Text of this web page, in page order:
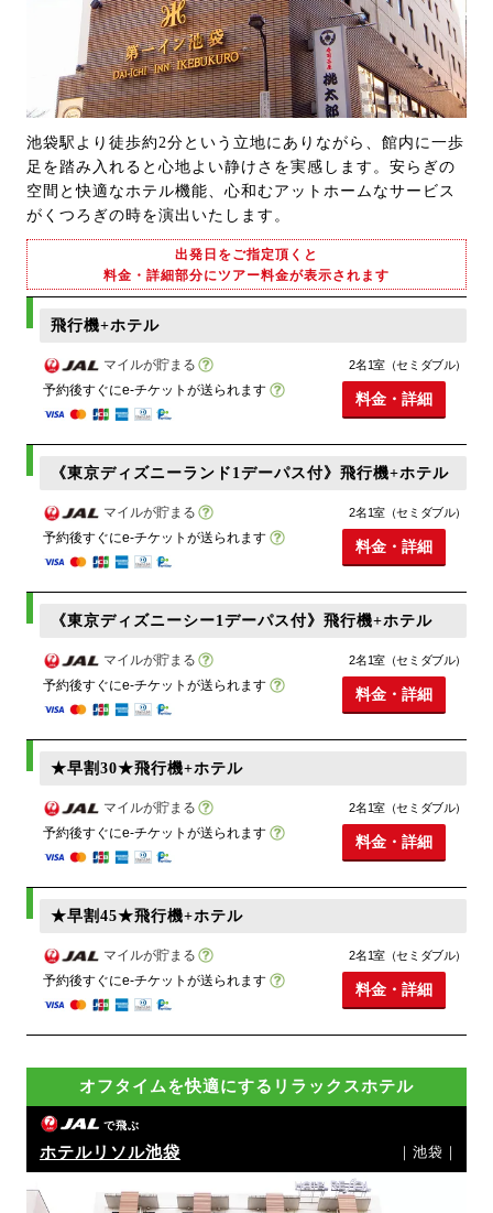
池袋駅より徒歩約2分という立地にありながら、館内に一歩
足を踏み入れると心地よい静けさを実感します。安らぎの
空間と快適なホテル機能、心和むアットホームなサービス
がくつろぎの時を演出いたします。
出発日をご指定頂くと
料金・詳細部分にツアー料金が表示されます
飛行機+ホテル
マイルが貯まる
予約後すぐにe-チケットが送られます
2名1室（セミダブル）
料金・詳細
《東京ディズニーランド1デーパス付》飛行機+ホテル
マイルが貯まる
予約後すぐにe-チケットが送られます
2名1室（セミダブル）
料金・詳細
《東京ディズニーシー1デーパス付》飛行機+ホテル
マイルが貯まる
予約後すぐにe-チケットが送られます
2名1室（セミダブル）
料金・詳細
★早割30★飛行機+ホテル
マイルが貯まる
予約後すぐにe-チケットが送られます
2名1室（セミダブル）
料金・詳細
★早割45★飛行機+ホテル
マイルが貯まる
予約後すぐにe-チケットが送られます
2名1室（セミダブル）
料金・詳細
オフタイムを快適にするリラックスホテル
で飛ぶ
ホテルリソル池袋 ｜池袋｜